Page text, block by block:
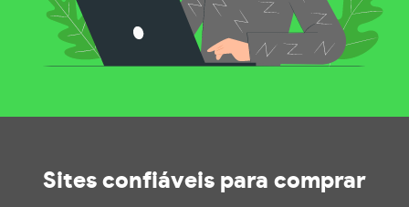
Sites confiáveis para comprar